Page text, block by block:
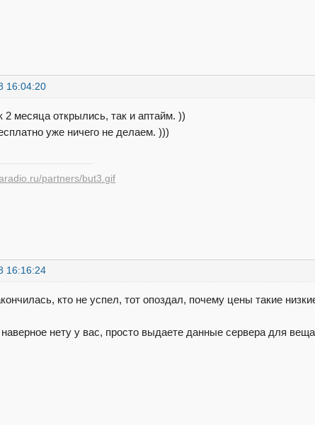
16:04:20
2 месяца открылись, так и аптайм. ))
уже ничего не делаем. )))
16:16:24
кто не успел, тот опоздал, почему цены такие
нету у вас, просто выдаете данные сервера для